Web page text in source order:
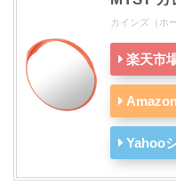
カインズ（ホ
楽天市
Yahoo